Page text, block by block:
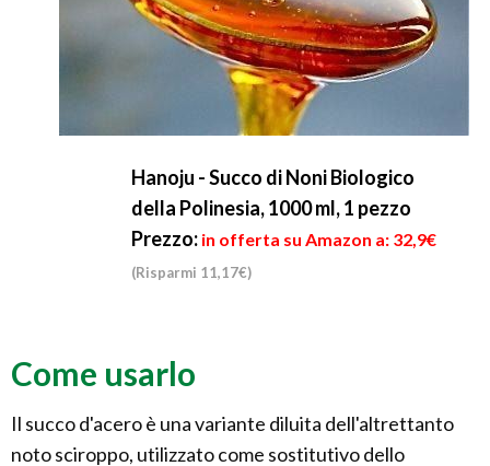
Hanoju - Succo di Noni Biologico
della Polinesia, 1000 ml, 1 pezzo
Prezzo: in offerta su Amazon a: 32,9€
(Risparmi 11,17€)
Come usarlo
Il succo d'acero è una variante diluita dell'altrettanto
noto sciroppo, utilizzato come sostitutivo dello